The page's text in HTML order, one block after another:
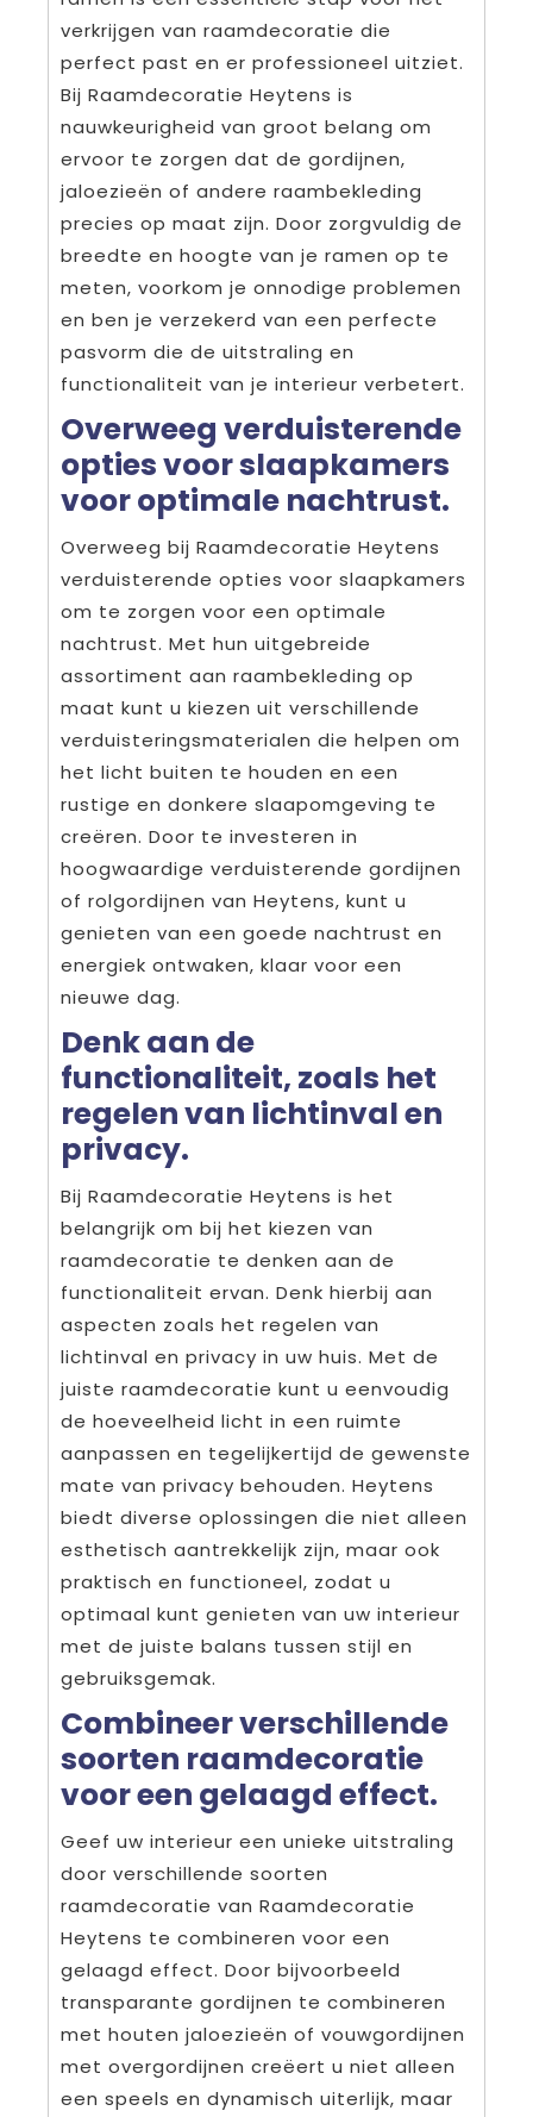
verkrijgen van raamdecoratie die
perfect past en er professioneel uitziet.
Bij Raamdecoratie Heytens is
nauwkeurigheid van groot belang om
ervoor te zorgen dat de gordijnen,
jaloezieën of andere raambekleding
precies op maat zijn. Door zorgvuldig de
breedte en hoogte van je ramen op te
meten, voorkom je onnodige problemen
en ben je verzekerd van een perfecte
pasvorm die de uitstraling en
functionaliteit van je interieur verbetert.
Overweeg verduisterende
opties voor slaapkamers
voor optimale nachtrust.
Overweeg bij Raamdecoratie Heytens
verduisterende opties voor slaapkamers
om te zorgen voor een optimale
nachtrust. Met hun uitgebreide
assortiment aan raambekleding op
maat kunt u kiezen uit verschillende
verduisteringsmaterialen die helpen om
het licht buiten te houden en een
rustige en donkere slaapomgeving te
creëren. Door te investeren in
hoogwaardige verduisterende gordijnen
of rolgordijnen van Heytens, kunt u
genieten van een goede nachtrust en
energiek ontwaken, klaar voor een
nieuwe dag.
Denk aan de
functionaliteit, zoals het
regelen van lichtinval en
privacy.
Bij Raamdecoratie Heytens is het
belangrijk om bij het kiezen van
raamdecoratie te denken aan de
functionaliteit ervan. Denk hierbij aan
aspecten zoals het regelen van
lichtinval en privacy in uw huis. Met de
juiste raamdecoratie kunt u eenvoudig
de hoeveelheid licht in een ruimte
aanpassen en tegelijkertijd de gewenste
mate van privacy behouden. Heytens
biedt diverse oplossingen die niet alleen
esthetisch aantrekkelijk zijn, maar ook
praktisch en functioneel, zodat u
optimaal kunt genieten van uw interieur
met de juiste balans tussen stijl en
gebruiksgemak.
Combineer verschillende
soorten raamdecoratie
voor een gelaagd effect.
Geef uw interieur een unieke uitstraling
door verschillende soorten
raamdecoratie van Raamdecoratie
Heytens te combineren voor een
gelaagd effect. Door bijvoorbeeld
transparante gordijnen te combineren
met houten jaloezieën of vouwgordijnen
met overgordijnen creëert u niet alleen
een speels en dynamisch uiterlijk, maar